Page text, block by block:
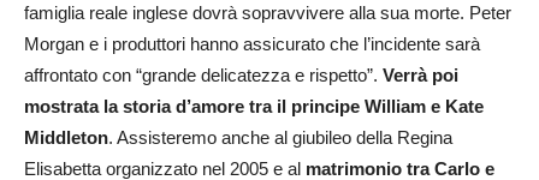
famiglia reale inglese dovrà sopravvivere alla sua morte. Peter
Morgan e i produttori hanno assicurato che l’incidente sarà
affrontato con “grande delicatezza e rispetto”. Verrà poi
mostrata la storia d’amore tra il principe William e Kate
Middleton. Assisteremo anche al giubileo della Regina
Elisabetta organizzato nel 2005 e al matrimonio tra Carlo e